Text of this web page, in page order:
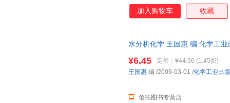
法、分光光度法、光谱分析法
法、流动注射分析法）的基本
程、给水排水、环境科学等相
加入购物车 收藏
水分析化学 王国惠 编 化学工
¥6.45 定价： ¥44.50 (1.45折)
佰拓图书专营店
王国惠 编 /2009-03-01 /化学工业出